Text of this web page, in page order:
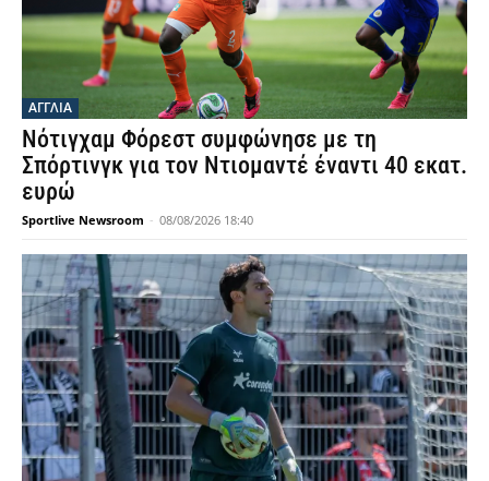
ΑΓΓΛΙΑ
Νότιγχαμ Φόρεστ συμφώνησε με τη
Σπόρτινγκ για τον Ντιομαντέ έναντι 40 εκατ.
ευρώ
Sportlive Newsroom - 08/08/2026 18:40